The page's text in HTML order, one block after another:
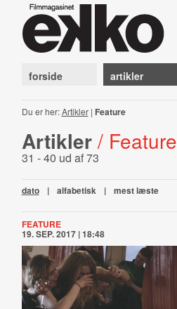
forside artikler
Du er her:Artikler| Feature
Artikler / Feature
31 - 40 ud af 73
dato | alfabetisk | mest læste
FEATURE
19. SEP. 2017 | 18:48